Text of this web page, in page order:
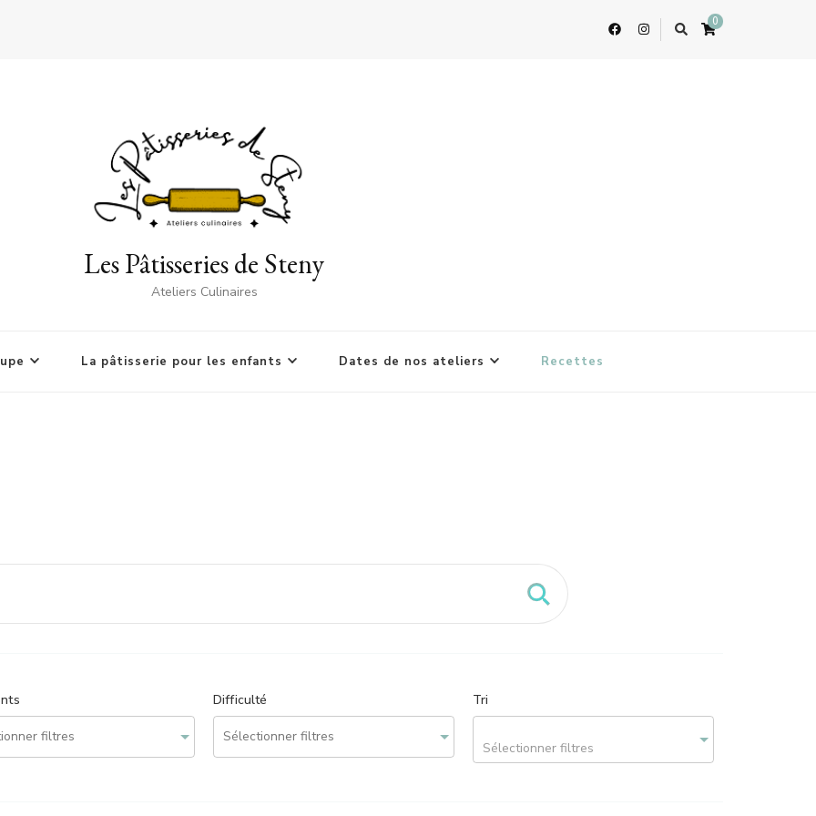
0
Les Pâtisseries de Steny
Ateliers Culinaires
La pâtisserie pour les enfants Dates de nos ateliers Recettes
Difficulté Tri
Sélectionner filtres